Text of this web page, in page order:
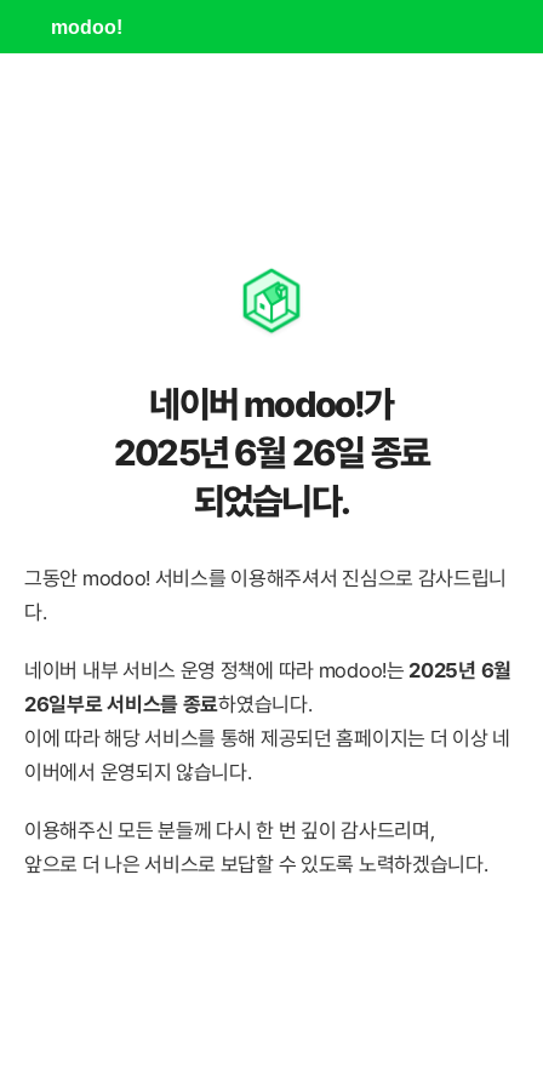
modoo!
네이버 modoo!가
2025년 6월 26일 종료
되었습니다.
그동안 modoo! 서비스를 이용해주셔서 진심으로 감사드립니
다.
네이버 내부 서비스 운영 정책에 따라 modoo!는 2025년 6월
26일부로 서비스를 종료하였습니다.
이에 따라 해당 서비스를 통해 제공되던 홈페이지는 더 이상 네
이버에서 운영되지 않습니다.
이용해주신 모든 분들께 다시 한 번 깊이 감사드리며,
앞으로 더 나은 서비스로 보답할 수 있도록 노력하겠습니다.